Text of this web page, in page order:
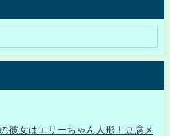
彼女はエリーちゃん人形！豆腐メ